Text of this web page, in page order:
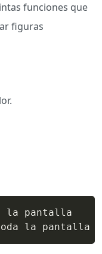
funciones que
figuras
la pantalla
la pantalla